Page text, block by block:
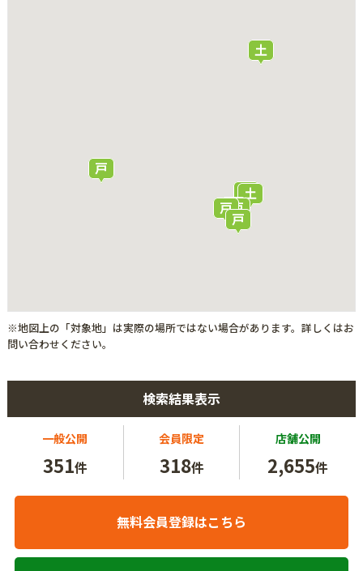
※地図上の「対象地」は実際の場所ではない場合があります。詳しくはお
問い合わせください。
検索結果表示
一般公開
351件
会員限定
318件
店舗公開
2,655件
無料会員登録はこちら